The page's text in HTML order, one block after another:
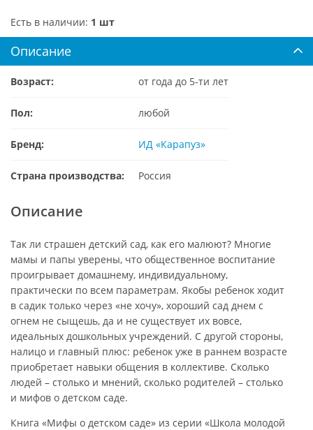
Есть в наличии: 1 шт
Описание
Возраст: от года до 5-ти лет
Пол: любой
Бренд: ИД «Карапуз»
Страна производства: Россия
Описание
Так ли страшен детский сад, как его малюют? Многие
мамы и папы уверены, что общественное воспитание
проигрывает домашнему, индивидуальному,
практически по всем параметрам. Якобы ребенок ходит
в садик только через «не хочу», хороший сад днем с
огнем не сыщешь, да и не существует их вовсе,
идеальных дошкольных учреждений. С другой стороны,
налицо и главный плюс: ребенок уже в раннем возрасте
приобретает навыки общения в коллективе. Сколько
людей – столько и мнений, сколько родителей – столько
и мифов о детском саде.
Книга «Мифы о детском саде» из серии «Школа молодой